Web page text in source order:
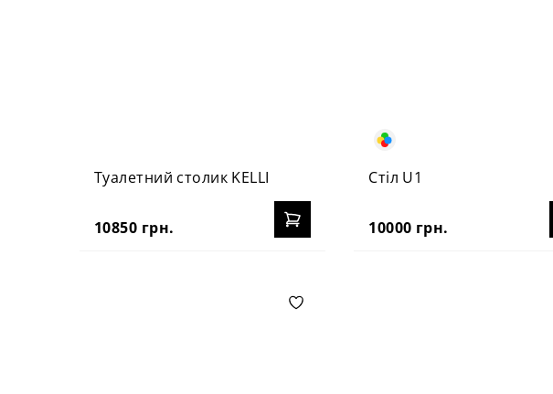
Туалетний столик KELLI
10850 грн.
Стіл U1
10000 грн.